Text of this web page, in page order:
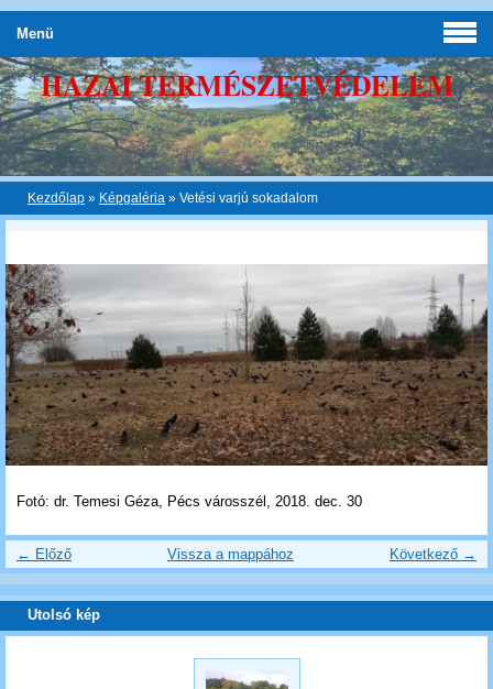
HAZAI TERMÉSZETVÉDELEM
Kezdőlap » Képgaléria » Vetési varjú sokadalom
Fotó: dr. Temesi Géza, Pécs városszél, 2018. dec. 30
← Előző Következő →
Vissza a mappához
Menü
Utolsó kép